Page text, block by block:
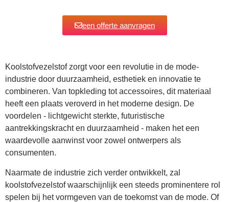
een offerte aanvragen
Koolstofvezelstof zorgt voor een revolutie in de mode-
industrie door duurzaamheid, esthetiek en innovatie te
combineren. Van topkleding tot accessoires, dit materiaal
heeft een plaats veroverd in het moderne design. De
voordelen - lichtgewicht sterkte, futuristische
aantrekkingskracht en duurzaamheid - maken het een
waardevolle aanwinst voor zowel ontwerpers als
consumenten.
Naarmate de industrie zich verder ontwikkelt, zal
koolstofvezelstof waarschijnlijk een steeds prominentere rol
spelen bij het vormgeven van de toekomst van de mode. Of